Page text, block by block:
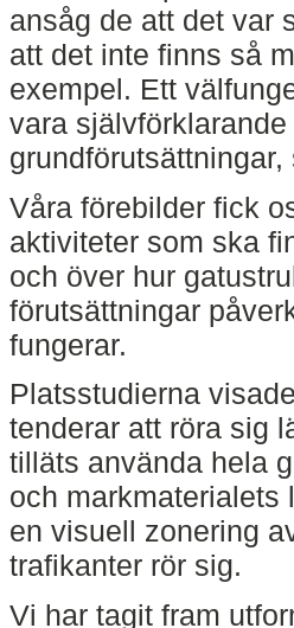
ansåg de att det var
att det inte finns så
exempel. Ett
vara
grundförutsättningar,
Våra förebilder fick
aktiviteter som ska
och över hur
förutsättningar
fungerar.
Platsstudierna
tenderar att röra sig
tilläts använda hela
och markmaterialets
en visuell zonering
trafikanter rör sig.
Vi har tagit fram